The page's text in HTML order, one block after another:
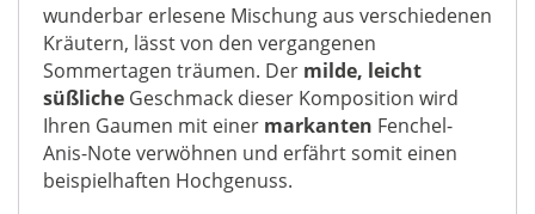
wunderbar erlesene Mischung aus verschiedenen
Kräutern, lässt von den vergangenen
Sommertagen träumen. Der milde, leicht
süßliche Geschmack dieser Komposition wird
Ihren Gaumen mit einer markanten Fenchel-
Anis-Note verwöhnen und erfährt somit einen
beispielhaften Hochgenuss.